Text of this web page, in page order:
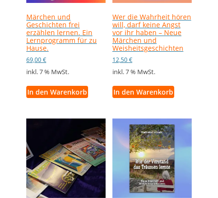
Märchen und
Geschichten frei
erzählen lernen. Ein
Lernprogramm für zu
Hause.
69,00€
inkl. 7 % MwSt.
In den Warenkorb
Wer die Wahrheit hören
will, darf keine Angst
vor ihr haben – Neue
Märchen und
Weisheitsgeschichten
12,50€
inkl. 7 % MwSt.
In den Warenkorb